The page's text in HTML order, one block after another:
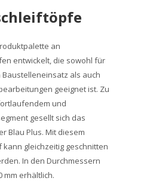
an
entwickelt, die sowohl für
als auch
geeignet ist. Zu
und
gesellt sich das
Blau Plus. Mit diesem
gleichzeitig geschnitten
In den Durchmessern
mm erhältlich.